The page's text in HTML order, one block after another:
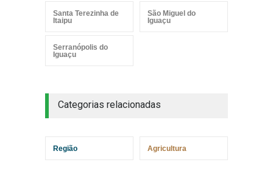
Santa Terezinha de
Itaipu
São Miguel do
Iguaçu
Serranópolis do
Iguaçu
Categorias relacionadas
Região Agricultura